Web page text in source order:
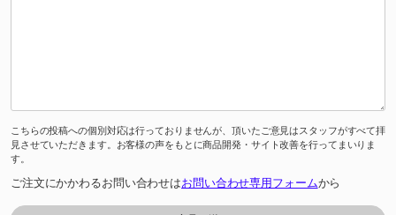
こちらの投稿への個別対応は行っておりませんが、頂いたご意見はスタッフがすべて拝
見させていただきます。お客様の声をもとに商品開発・サイト改善を行ってまいりま
す。
ご注文にかかわるお問い合わせはお問い合わせ専用フォームから